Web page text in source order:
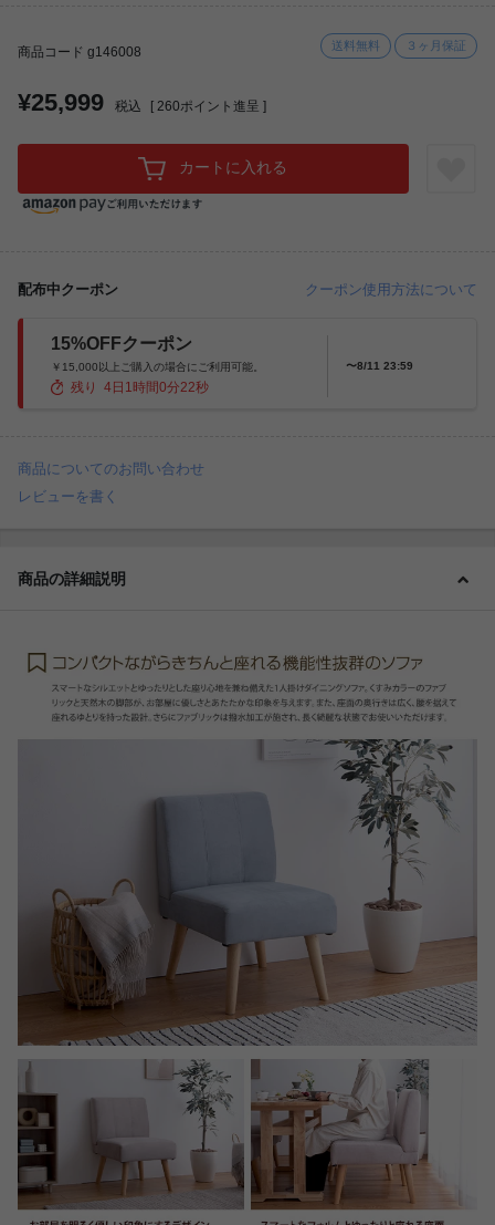
商品コード g146008 送料無料 ３ヶ月保証
¥25,999 税込 [ 260ポイント進呈 ]
カートに入れる
配布中クーポン クーポン使用方法について
15%OFFクーポン
￥15,000以上ご購入の場合にご利用可能。
残り 4 日 1 時間0分20秒
〜8/11 23:59
商品についてのお問い合わせ
レビューを書く
商品の詳細説明